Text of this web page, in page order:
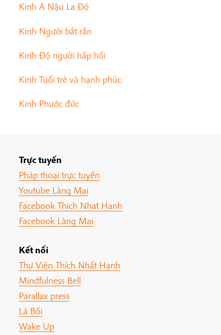
Kinh A Nậu La Độ
Kinh Người bắt rắn
Kinh Độ người hấp hối
Kinh Tuổi trẻ và hạnh phúc
Kinh Phước đức
Trực tuyến
Pháp thoại trực tuyến
Youtube Làng Mai
Facebook Thich Nhat Hanh
Facebook Làng Mai
Kết nối
Thư Viện Thích Nhất Hạnh
Mindfulness Bell
Parallax press
Lá Bối
Wake Up